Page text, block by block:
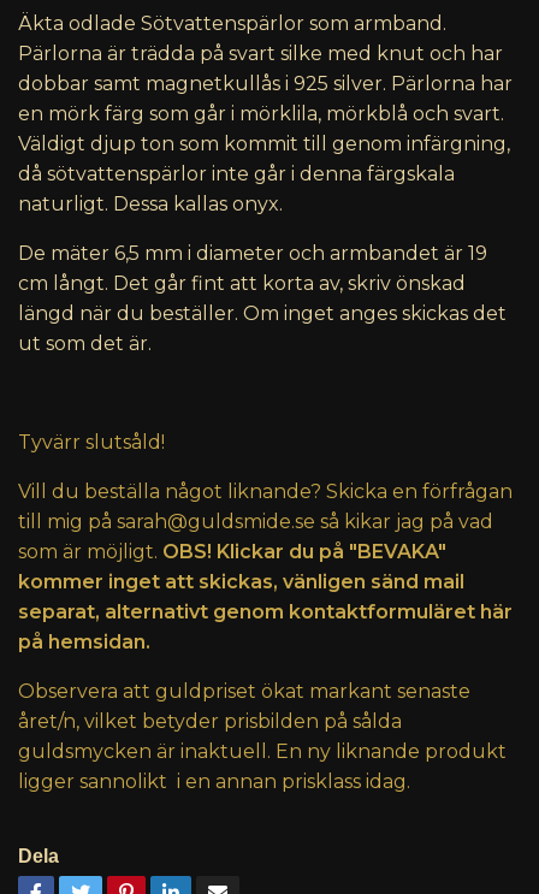
Äkta odlade Sötvattenspärlor som armband.
Pärlorna är trädda på svart silke med knut och har
dobbar samt magnetkullås i 925 silver. Pärlorna har
en mörk färg som går i mörklila, mörkblå och svart.
Väldigt djup ton som kommit till genom infärgning,
då sötvattenspärlor inte går i denna färgskala
naturligt. Dessa kallas onyx.
De mäter 6,5 mm i diameter och armbandet är 19
cm långt. Det går fint att korta av, skriv önskad
längd när du beställer. Om inget anges skickas det
ut som det är.
Tyvärr slutsåld!
Vill du beställa något liknande? Skicka en förfrågan
till mig på sarah@guldsmide.se så kikar jag på vad
som är möjligt. OBS! Klickar du på "BEVAKA"
kommer inget att skickas, vänligen sänd mail
separat, alternativt genom kontaktformuläret här
på hemsidan.
Observera att guldpriset ökat markant senaste
året/n, vilket betyder prisbilden på sålda
guldsmycken är inaktuell. En ny liknande produkt
ligger sannolikt i en annan prisklass idag.
Dela